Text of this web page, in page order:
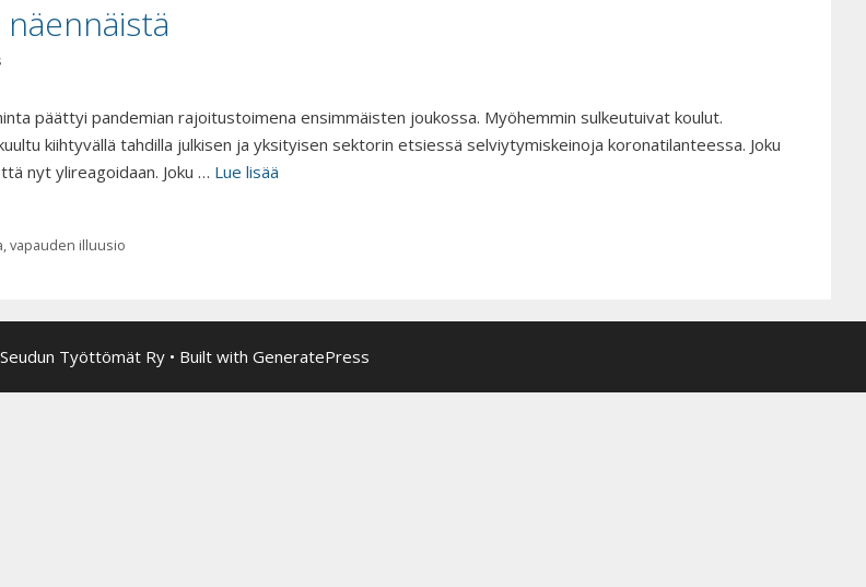
päättyi pandemian rajoitustoimena ensimmäisten joukossa. Myöhemmin sulkeutuivat koulut.
kiihtyvällä tahdilla julkisen ja yksityisen sektorin etsiessä selviytymiskeinoja koronatilanteessa. Joku
nyt ylireagoidaan. Joku … Lue lisää
,vapauden illuusio
Työttömät Ry• Built with GeneratePress